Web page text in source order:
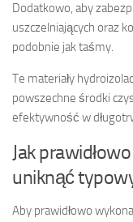
Dodatkowo, aby
uszczelniających oraz
podobnie jak taśmy.
Te materiały
powszechne środki
efektywność w
Jak
uniknąć
Aby prawidłowo